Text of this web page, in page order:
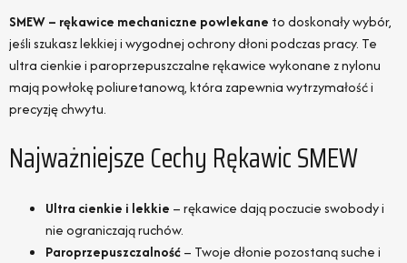
SMEW – rękawice mechaniczne powlekane to doskonały wybór,
jeśli szukasz lekkiej i wygodnej ochrony dłoni podczas pracy. Te
ultra cienkie i paroprzepuszczalne rękawice wykonane z nylonu
mają powłokę poliuretanową, która zapewnia wytrzymałość i
precyzję chwytu.
Najważniejsze Cechy Rękawic SMEW
Ultra cienkie i lekkie – rękawice dają poczucie swobody i
nie ograniczają ruchów.
Paroprzepuszczalność– Twoje dłonie pozostaną suche i